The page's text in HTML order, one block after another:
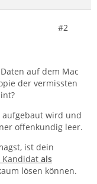
#2
auf dem Mac
der vermissten
aufgebaut wird und
offenkundig leer.
ist dein
Kandidat als
lösen können.